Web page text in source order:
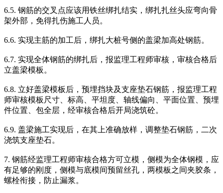
6.5. 钢筋的交叉点应该用铁丝绑扎结实，绑扎扎丝头应弯向骨
架外部，免得扎伤施工人员。
6.6. 实现主筋的加工后，绑扎大桩号侧的盖梁加高处钢筋。
6.7. 实现全体钢筋的绑扎后，报监理工程师审核，审核合格后
立盖梁模板。
6.8. 立好盖梁模板后，预埋挡块及支座垫石钢筋，报监理工程
师审核模板尺寸、标高、平坦度、轴线偏向、平面位置、预埋
件位置、包全层，经审核合格后开局浇筑砼。
6.9. 盖梁施工实现后，在其上准确放样，调整垫石钢筋，二次
浇筑支座垫石。
7. 钢筋经监理工程师审核合格方可立模，侧模为全体钢模，应
有足够的刚度，侧模与底模间预留丝孔，两模板之间夹胶条，
螺栓衔接，防止漏浆。